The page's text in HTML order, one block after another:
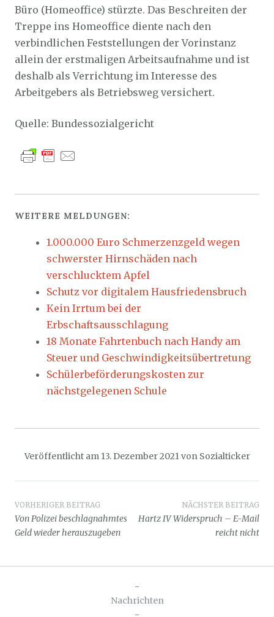
Büro (Homeoffice) stürzte. Das Beschreiten der
Treppe ins Homeoffice diente nach den
verbindlichen Feststellungen der Vorinstanz
allein der erstmaligen Arbeitsaufnahme und ist
deshalb als Verrichtung im Interesse des
Arbeitgebers als Betriebsweg versichert.
Quelle: Bundessozialgericht
WEITERE MELDUNGEN:
1.000.000 Euro Schmerzenzgeld wegen
schwerster Hirnschäden nach
verschlucktem Apfel
Schutz vor digitalem Hausfriedensbruch
Kein Irrtum bei der
Erbschaftsausschlagung
18 Monate Fahrtenbuch nach Handy am
Steuer und Geschwindigkeitsübertretung
Schülerbeförderungskosten zur
nächstgelegenen Schule
Veröffentlicht am 13. Dezember 2021von Sozialticker
Beitragsnavigation
VORHERIGER BEITRAG
Von Polizei beschlagnahmtes
Geld wieder herauszugeben
NÄCHSTER BEITRAG
Hartz IV Widerspruch – E-Mail
reicht nicht
-
Nachrichten
-